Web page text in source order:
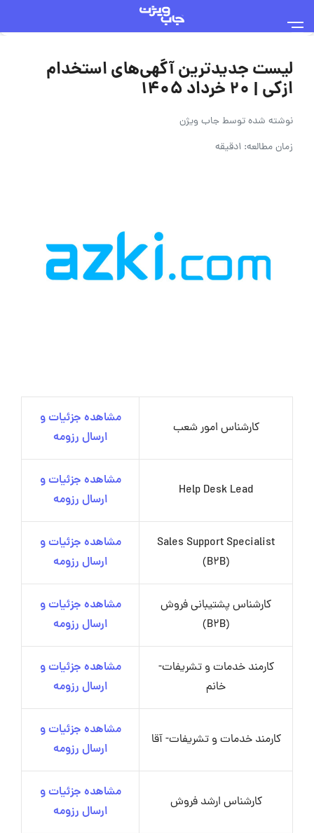
لیست جدیدترین آگهی‌های استخدام
ازکی | ۲۰ خرداد ۱۴۰۵
نوشته شده توسطجاب ویژن
زمان مطالعه: 1دقیقه
کارشناس امور شعب
مشاهده جزئیات و
ارسال رزومه
Help Desk Lead
مشاهده جزئیات و
ارسال رزومه
Sales Support Specialist
(B2B)
مشاهده جزئیات و
ارسال رزومه
کارشناس پشتیبانی فروش
(B2B)
مشاهده جزئیات و
ارسال رزومه
کارمند خدمات و تشریفات-
خانم
مشاهده جزئیات و
ارسال رزومه
کارمند خدمات و تشریفات- آقا
مشاهده جزئیات و
ارسال رزومه
کارشناس ارشد فروش
مشاهده جزئیات و
ارسال رزومه